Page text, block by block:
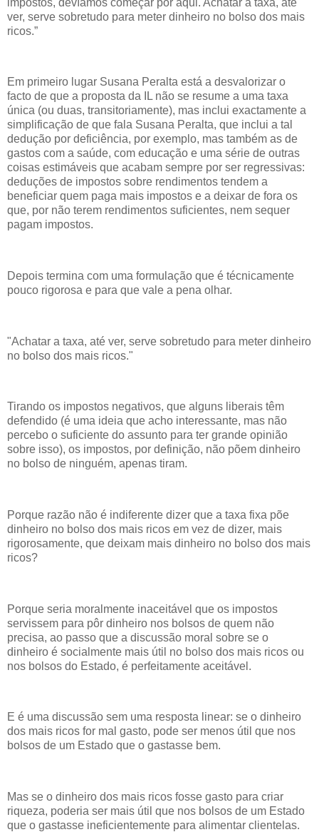
ver, serve sobretudo para meter dinheiro no bolso dos mais
ricos.”
Em primeiro lugar Susana Peralta está a desvalorizar o
facto de que a proposta da IL não se resume a uma taxa
única (ou duas, transitoriamente), mas inclui exactamente a
simplificação de que fala Susana Peralta, que inclui a tal
dedução por deficiência, por exemplo, mas também as de
gastos com a saúde, com educação e uma série de outras
coisas estimáveis que acabam sempre por ser regressivas:
deduções de impostos sobre rendimentos tendem a
beneficiar quem paga mais impostos e a deixar de fora os
que, por não terem rendimentos suficientes, nem sequer
pagam impostos.
Depois termina com uma formulação que é técnicamente
pouco rigorosa e para que vale a pena olhar.
"Achatar a taxa, até ver, serve sobretudo para meter dinheiro
no bolso dos mais ricos."
Tirando os impostos negativos, que alguns liberais têm
defendido (é uma ideia que acho interessante, mas não
percebo o suficiente do assunto para ter grande opinião
sobre isso), os impostos, por definição, não põem dinheiro
no bolso de ninguém, apenas tiram.
Porque razão não é indiferente dizer que a taxa fixa põe
dinheiro no bolso dos mais ricos em vez de dizer, mais
rigorosamente, que deixam mais dinheiro no bolso dos mais
ricos?
Porque seria moralmente inaceitável que os impostos
servissem para pôr dinheiro nos bolsos de quem não
precisa, ao passo que a discussão moral sobre se o
dinheiro é socialmente mais útil no bolso dos mais ricos ou
nos bolsos do Estado, é perfeitamente aceitável.
E é uma discussão sem uma resposta linear: se o dinheiro
dos mais ricos for mal gasto, pode ser menos útil que nos
bolsos de um Estado que o gastasse bem.
Mas se o dinheiro dos mais ricos fosse gasto para criar
riqueza, poderia ser mais útil que nos bolsos de um Estado
que o gastasse ineficientemente para alimentar clientelas.